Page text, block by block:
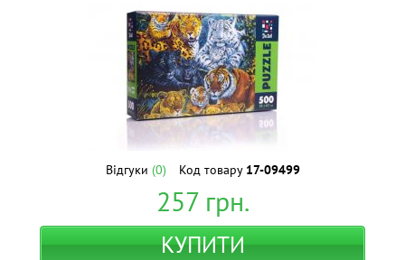
Відгуки (0) Код товару 17-09499
257грн.
КУПИТИ